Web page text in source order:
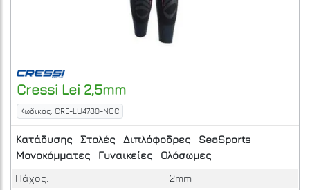
Cressi Lei 2,5mm
Κωδικός: CRE-LU4780-NCC
Κατάδυσης Στολές Διπλόφοδρες
SeaSports
Μονοκόμματες
Γυναικείες
Ολόσωμες
Πάχος:
2mm